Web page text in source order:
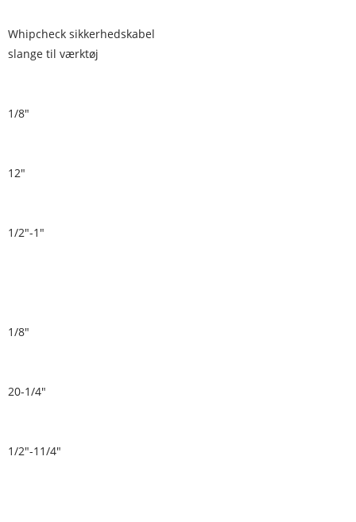
Whipcheck sikkerhedskabel
slange til værktøj
1/8"
12"
1/2"-1"
1/8"
20-1/4"
1/2"-11/4"